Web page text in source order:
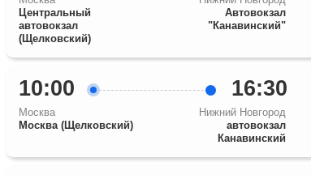
Центральный
автовокзал
(Щелковский)
Автовокзал
"Канавинский"
10:00
Москва
Москва (Щелковский)
16:30
Нижний Новгород
автовокзал
Канавинский